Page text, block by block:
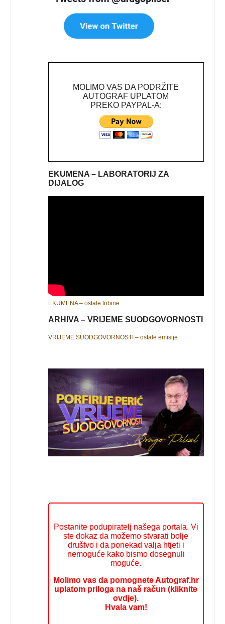
MOLIMO VAS DA PODRŽITE
AUTOGRAF UPLATOM
PREKO PAYPAL-A:
EKUMENA – LABORATORIJ ZA
DIJALOG
EKUMENA – ostale tribine
ARHIVA – VRIJEME SUODGOVORNOSTI
VRIJEME SUODGOVORNOSTI – ostale emisije
Postanite podupiratelj našega portala. Vi
ste dokaz da možemo stvarati bolje
društvo i da ponekad valja htjeti i
nemoguće kako bismo dosegnuli
moguće.
Molimo vas da pomognete Autograf.hr
uplatom priloga na naš račun (kliknite
ovdje).
Hvala vam!